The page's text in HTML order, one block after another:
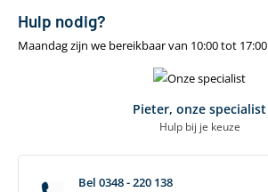
Hulp nodig?
Maandag zijn we bereikbaar van 10:00 tot 17:00
Pieter, onze specialist
Hulp bij je keuze
Bel 0348 - 220 138